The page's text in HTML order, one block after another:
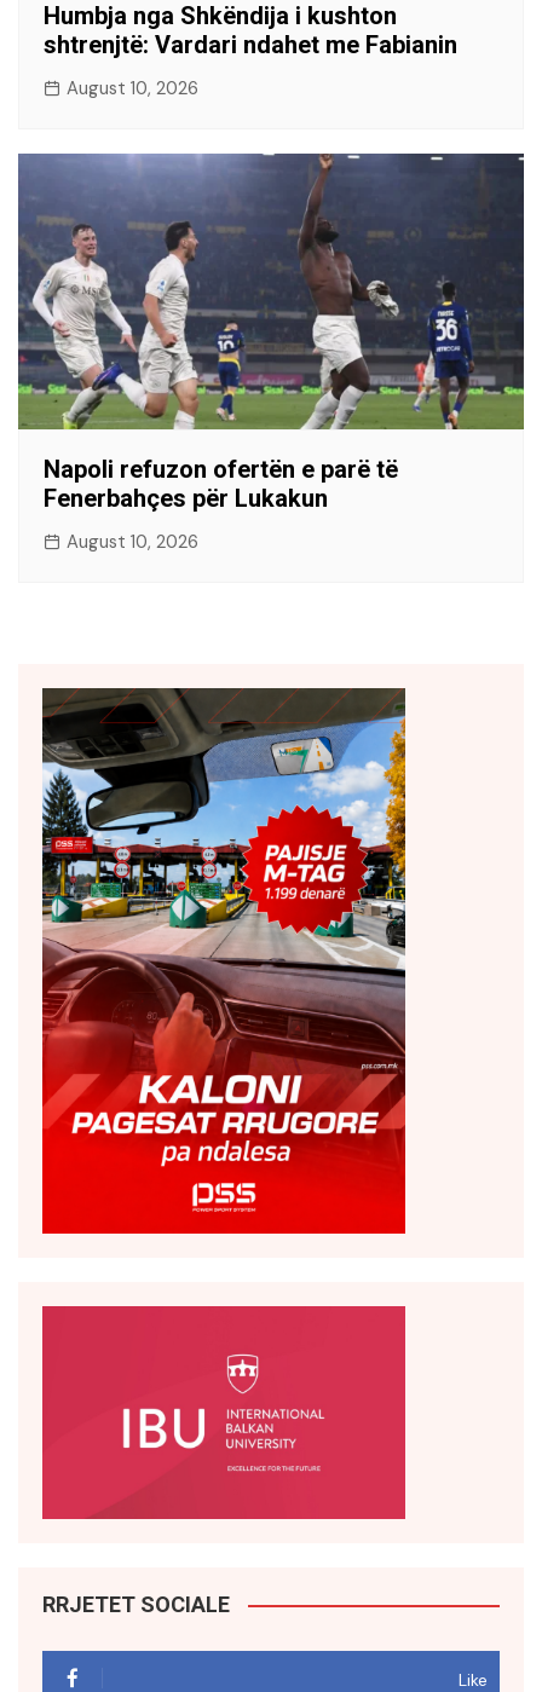
Humbja nga Shkëndija i kushton
shtrenjtë: Vardari ndahet me Fabianin
August 10, 2026
Napoli refuzon ofertën e parë të
Fenerbahçes për Lukakun
August 10, 2026
RRJETET SOCIALE
Like